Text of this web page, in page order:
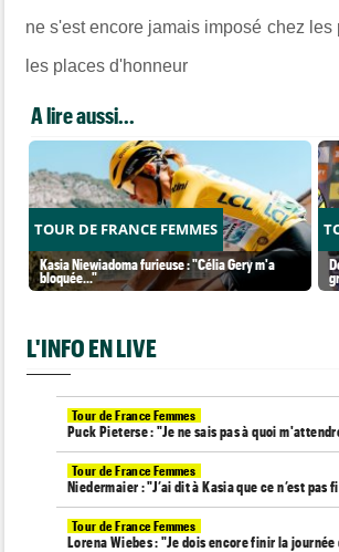
ne s'est encore jamais imposé chez les
les places d'honneur
A lire aussi...
TOUR DE FRANCE FEMMES
Kasia Niewiadoma furieuse : "Célia Gery m'a
bloquée..."
L'INFO EN LIVE
Tour de France Femmes
Puck Pieterse : "Je ne sais pas à quoi
Tour de France Femmes
Niedermaier : "J’ai dit à Kasia que ce n’est pas
Tour de France Femmes
Lorena Wiebes : "Je dois encore finir la